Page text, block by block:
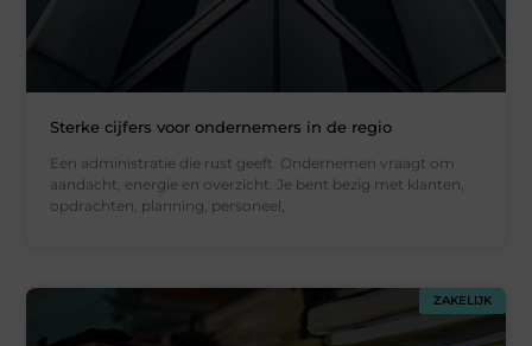
Sterke cijfers voor ondernemers in de regio
Een administratie die rust geeft Ondernemen vraagt om
aandacht, energie en overzicht. Je bent bezig met klanten,
opdrachten, planning, personeel,
ZAKELIJK